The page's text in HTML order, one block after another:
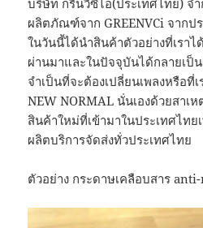
ผลิตภัณฑ์จาก GREENVCi จากป
ในวันนี้ได้นำสินค้าตัวอย่างที่เรา
ผ่านมาและในปัจจุบันได้กลายเป็
จำเป็นที่จะต้องเปลี่ยนเพลงหรือที่
NEW NORMAL นั่นเองด้วยสาเ
สินค้าใหม่ที่เข้ามาในประเทศไท
ผลิตบริการจัดส่งทั่วประเทศไทย
ตัวอย่าง กระดาษเคลือบสาร